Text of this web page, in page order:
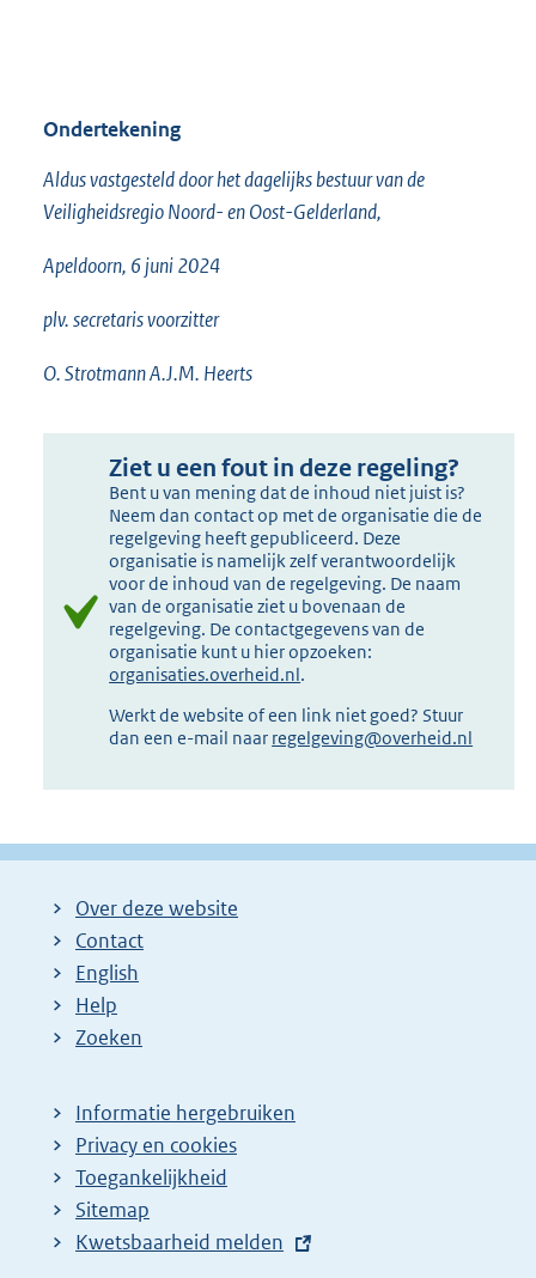
Ondertekening
Aldus vastgesteld door het dagelijks bestuur van de
Veiligheidsregio Noord- en Oost-Gelderland,
Apeldoorn, 6 juni 2024
plv. secretaris voorzitter
O. Strotmann A.J.M. Heerts
Ziet u een fout in deze regeling?
Bent u van mening dat de inhoud niet juist is?
Neem dan contact op met de organisatie die de
regelgeving heeft gepubliceerd. Deze
organisatie is namelijk zelf verantwoordelijk
voor de inhoud van de regelgeving. De naam
van de organisatie ziet u bovenaan de
regelgeving. De contactgegevens van de
organisatie kunt u hier opzoeken:
organisaties.overheid.nl.
Werkt de website of een link niet goed? Stuur
dan een e-mail naar regelgeving@overheid.nl
Over deze website
Contact
English
Help
Zoeken
Informatie hergebruiken
Privacy en cookies
Toegankelijkheid
Sitemap
E
Kwetsbaarheid melden